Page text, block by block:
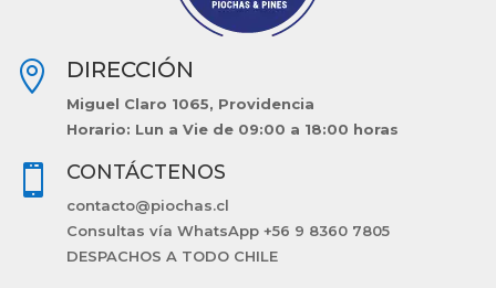
 DIRECCIÓN
Miguel Claro 1065, Providencia
Horario: Lun a Vie de 09:00 a 18:00 horas
 CONTÁCTENOS
contacto@piochas.cl
Consultas vía WhatsApp +56 9 8360 7805
DESPACHOS A TODO CHILE